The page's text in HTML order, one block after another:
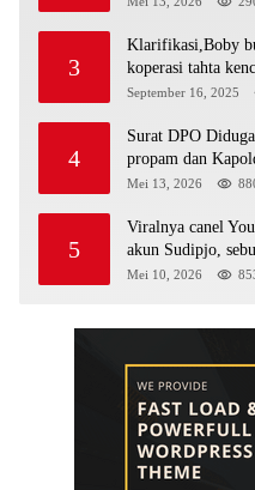
3
Klarifikasi,Boby
koperasi tahta
September 16, 2025
4
Surat DPO
propam dan
surat serta Aph
Mei 13, 2026
5
Viralnya canel
akun Sudipjo,
mempawah
Mei 10, 2026